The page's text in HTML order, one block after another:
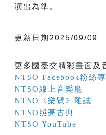
演出為準。
更新日期2025/09/09
更多國臺交精彩畫面及
NTSO Facebook粉絲
NTSO線上音樂廳
NTSO《樂覽》雜誌
NTSO照亮古典
NTSO YouTube